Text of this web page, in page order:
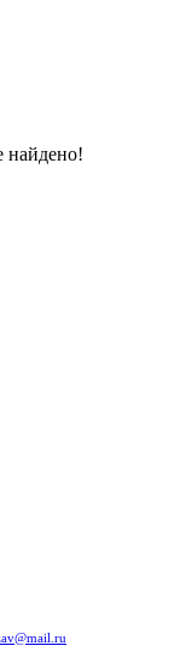
найдено!